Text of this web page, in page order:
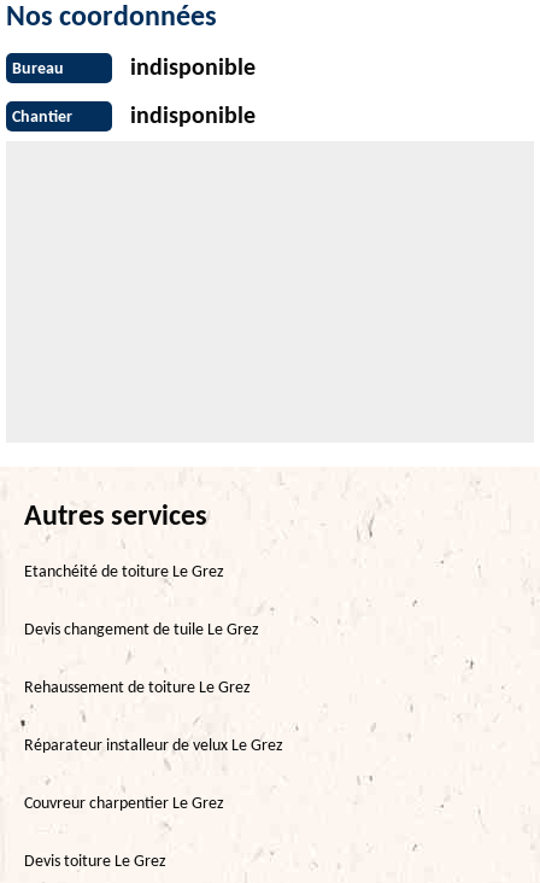
Nos coordonnées
Bureau indisponible
Chantier indisponible
Autres services
Etanchéité de toiture Le Grez
Devis changement de tuile Le Grez
Rehaussement de toiture Le Grez
Réparateur installeur de velux Le Grez
Couvreur charpentier Le Grez
Devis toiture Le Grez